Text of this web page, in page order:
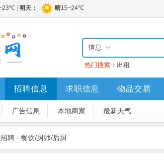
信息
热门搜索： 出租
招聘信息 求职信息 物品交易
广告信息 本地商家 最新天气
招聘 - 餐饮/厨师/后厨